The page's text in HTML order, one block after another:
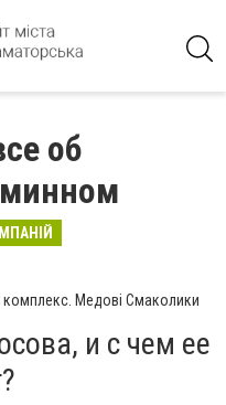
об
Медові Смаколики
и с чем ее